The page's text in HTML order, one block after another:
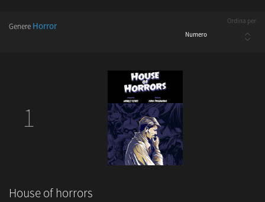
Genere Horror Ordina per
1
House of horrors